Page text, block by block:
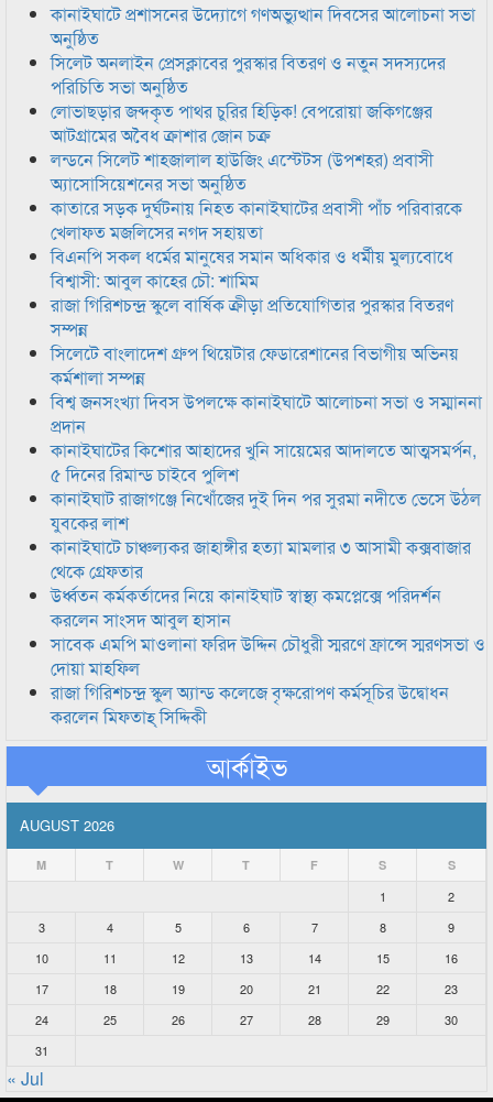
কানাইঘাটে প্রশাসনের উদ্যোগে গণঅভ্যুত্থান দিবসের আলোচনা সভা
অনুষ্ঠিত
সিলেট অনলাইন প্রেসক্লাবের পুরস্কার বিতরণ ও নতুন সদস্যদের
পরিচিতি সভা অনুষ্ঠিত
লোভাছড়ার জব্দকৃত পাথর চুরির হিড়িক! বেপরোয়া জকিগঞ্জের
আটগ্রামের অবৈধ ক্রাশার জোন চক্র
লন্ডনে সিলেট শাহজালাল হাউজিং এস্টেটস (উপশহর) প্রবাসী
অ্যাসোসিয়েশনের সভা অনুষ্ঠিত
কাতারে সড়ক দুর্ঘটনায় নিহত কানাইঘাটের প্রবাসী পাঁচ পরিবারকে
খেলাফত মজলিসের নগদ সহায়তা
বিএনপি সকল ধর্মের মানুষের সমান অধিকার ও ধর্মীয় মুল্যবোধে
বিশ্বাসী: আবুল কাহের চৌ: শামিম
রাজা গিরিশচন্দ্র স্কুলে বার্ষিক ক্রীড়া প্রতিযোগিতার পুরস্কার বিতরণ
সম্পন্ন
সিলেটে বাংলাদেশ গ্রুপ থিয়েটার ফেডারেশানের বিভাগীয় অভিনয়
কর্মশালা সম্পন্ন
বিশ্ব জনসংখ্যা দিবস উপলক্ষে কানাইঘাটে আলোচনা সভা ও সম্মাননা
প্রদান
কানাইঘাটের কিশোর আহাদের খুনি সায়েমের আদালতে আত্মসমর্পন,
৫ দিনের রিমান্ড চাইবে পুলিশ
কানাইঘাট রাজাগঞ্জে নিখোঁজের দুই দিন পর সুরমা নদীতে ভেসে উঠল
যুবকের লাশ
কানাইঘাটে চাঞ্চল্যকর জাহাঙ্গীর হত্যা মামলার ৩ আসামী কক্সবাজার
থেকে গ্রেফতার
উর্ধ্বতন কর্মকর্তাদের নিয়ে কানাইঘাট স্বাস্থ্য কমপ্লেক্সে পরিদর্শন
করলেন সাংসদ আবুল হাসান
সাবেক এমপি মাওলানা ফরিদ উদ্দিন চৌধুরী স্মরণে ফ্রান্সে স্মরণসভা ও
দোয়া মাহফিল
রাজা গিরিশচন্দ্র স্কুল অ্যান্ড কলেজে বৃক্ষরোপণ কর্মসূচির উদ্বোধন
করলেন মিফতাহ্ সিদ্দিকী
আর্কাইভ
AUGUST 2026
M T W T F S S
1
2
3
4 5 6 7 8
9
10
11 12 13 14 15
16
17
18 19 20 21 22
23
24
25 26 27 28 29
30
31
« Jul